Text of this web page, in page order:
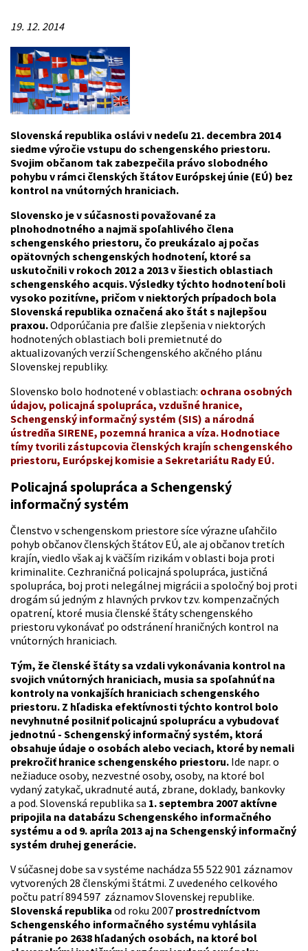
19. 12. 2014
Slovenská republika oslávi v nedeľu 21. decembra 2014
siedme výročie vstupu do schengenského priestoru.
Svojim občanom tak zabezpečila právo slobodného
pohybu v rámci členských štátov Európskej únie (EÚ) bez
kontrol na vnútorných hraniciach.
Slovensko je v súčasnosti považované za
plnohodnotného a najmä spoľahlivého člena
schengenského priestoru, čo preukázalo aj počas
opätovných schengenských hodnotení, ktoré sa
uskutočnili v rokoch 2012 a 2013 v šiestich oblastiach
schengenského acquis. Výsledky týchto hodnotení boli
vysoko pozitívne, pričom v niektorých prípadoch bola
Slovenská republika označená ako štát s najlepšou
praxou.Odporúčania pre ďalšie zlepšenia v niektorých
hodnotených oblastiach boli premietnuté do
aktualizovaných verzií Schengenského akčného plánu
Slovenskej republiky.
Slovensko bolo hodnotené v oblastiach: ochrana osobných
údajov, policajná spolupráca, vzdušné hranice,
Schengenský informačný systém (SIS) a národná
ústredňa SIRENE, pozemná hranica a víza. Hodnotiace
tímy tvorili zástupcovia členských krajín schengenského
priestoru, Európskej komisie a Sekretariátu Rady EÚ.
Policajná spolupráca a Schengenský
informačný systém
Členstvo v schengenskom priestore síce výrazne uľahčilo
pohyb občanov členských štátov EÚ, ale aj občanov tretích
krajín, viedlo však aj k väčším rizikám v oblasti boja proti
kriminalite. Cezhraničná policajná spolupráca, justičná
spolupráca, boj proti nelegálnej migrácii a spoločný boj proti
drogám sú jedným z hlavných prvkov tzv. kompenzačných
opatrení, ktoré musia členské štáty schengenského
priestoru vykonávať po odstránení hraničných kontrol na
vnútorných hraniciach.
Tým, že členské štáty sa vzdali vykonávania kontrol na
svojich vnútorných hraniciach, musia sa spoľahnúť na
kontroly na vonkajších hraniciach schengenského
priestoru. Z hľadiska efektívnosti týchto kontrol bolo
nevyhnutné posilniť policajnú spoluprácu a vybudovať
jednotnú - Schengenský informačný systém, ktorá
obsahuje údaje o osobách alebo veciach, ktoré by nemali
prekročiť hranice schengenského priestoru. Ide napr. o
nežiaduce osoby, nezvestné osoby, osoby, na ktoré bol
vydaný zatykač, ukradnuté autá, zbrane, doklady, bankovky
a pod. Slovenská republika sa 1. septembra 2007 aktívne
pripojila na databázu Schengenského informačného
systému a od 9. apríla 2013 aj na Schengenský informačný
systém druhej generácie.
V súčasnej dobe sa v systéme nachádza 55 522 901 záznamov
vytvorených 28 členskými štátmi. Z uvedeného celkového
počtu patrí 894 597 záznamov Slovenskej republike.
Slovenská republika od roku 2007 prostredníctvom
Schengenského informačného systému vyhlásila
pátranie po 2638 hľadaných osobách, na ktoré bol